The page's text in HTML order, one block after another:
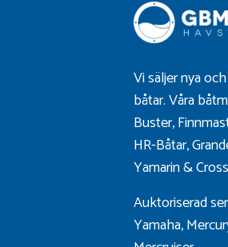
Vi säljer nya
båtar. Våra
Buster,
HR-Båtar,
Yamarin&Cross
Auktoriserad
Yamaha,